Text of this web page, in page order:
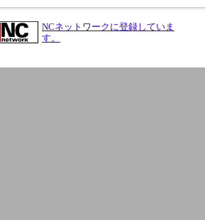
NCネットワークに登録していま
す。